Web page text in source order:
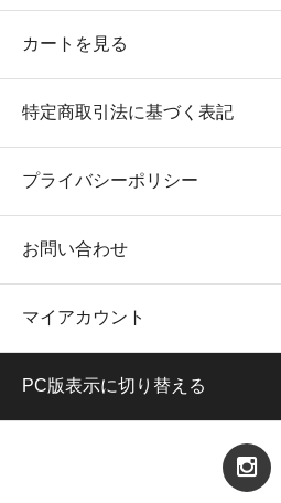
カートを見る
特定商取引法に基づく表記
プライバシーポリシー
お問い合わせ
マイアカウント
PC版表示に切り替える